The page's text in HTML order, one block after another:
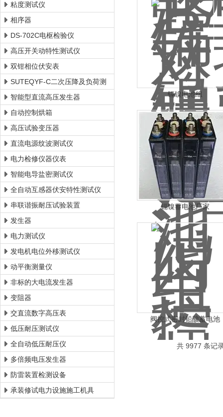
粘度测试仪
相序器
DS-702C电枢检验仪
高压开关动特性测试仪
双钳相位伏安表
SUTEQYF-C二次压降及负荷测
试仪
智能型直流高压发生器
自动控制烘箱
高压试验变压器
直流电源纹波测试仪
电力检修仪器仪表
智能电导盐密测试仪
全自动互感器伏安特性测试仪
串联谐振耐压试验装置
发生器
电力测试仪
发电机电位外移测试仪
动平衡测量仪
非标的大电流发生器
变阻器
交直流数字高压表
低压耐压测试仪
全自动低压耐压仪
多倍频电压发生器
防雷装置检测设备
承装修试电力设施施工机具
镉镍电池组
镉镍蓄电池厂家
阀控式密封铅酸蓄电池
共 9977 条记